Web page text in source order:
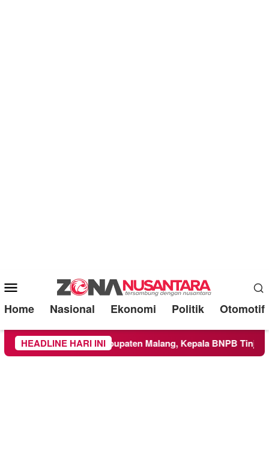
Mobile
Menu
Home Nasional Ekonomi Politik Otomotif
HEADLINE HARI INI
ke Wilayah Kabupaten Malang, Kepala BNPB Tinjau